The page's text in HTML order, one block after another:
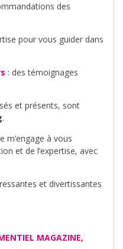
des
pour vous guider dans
: des témoignages
et présents, sont
.
m’engage à vous
et de l’expertise, avec
et divertissantes
MAGAZINE,